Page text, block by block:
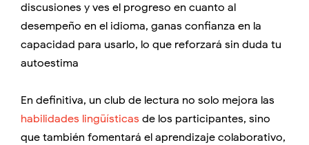
discusiones y ves el progreso en cuanto al
desempeño en el idioma, ganas confianza en la
capacidad para usarlo, lo que reforzará sin duda tu
autoestima
En definitiva, un club de lectura no solo mejora las
habilidades lingüísticas de los participantes, sino
que también fomentará el aprendizaje colaborativo,